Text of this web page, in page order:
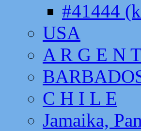
#41444
USA
A R G E N
C H I L E
Jamaika,